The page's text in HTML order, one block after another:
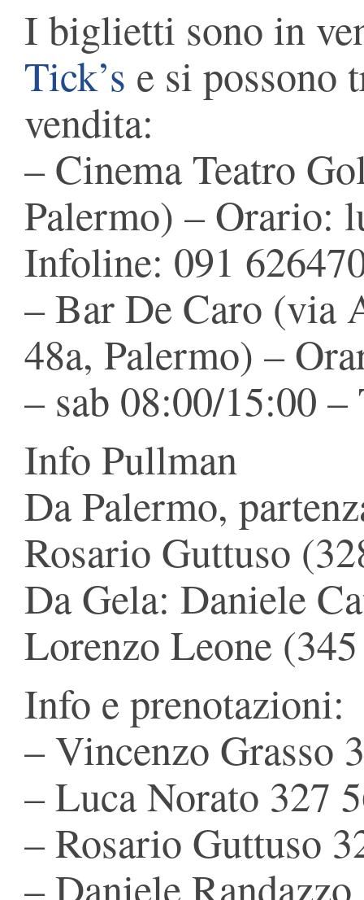
I biglietti sono in
Tick’s e si possono
vendita:
– Cinema Teatro
Palermo) – Orario:
Infoline: 091
– Bar De Caro (via
48a, Palermo) –
– sab 08:00/15:00
Info Pullman
Da Palermo,
Rosario Guttuso
Da Gela: Daniele
Lorenzo Leone
Info e prenotazioni:
– Vincenzo Grasso
– Luca Norato 327
– Rosario Guttuso
– Daniele